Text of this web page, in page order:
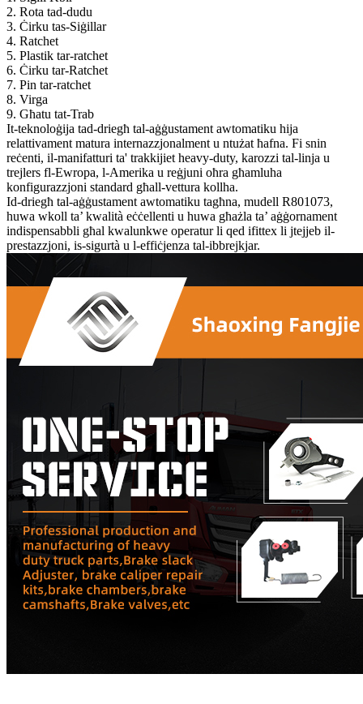
2. Rota tad-dudu
3. Ċirku tas-Siġillar
4. Ratchet
5. Plastik tar-ratchet
6. Ċirku tar-Ratchet
7. Pin tar-ratchet
8. Virga
9. Għatu tat-Trab
It-teknoloġija tad-driegħ tal-aġġustament awtomatiku hija
relattivament matura internazzjonalment u ntużat ħafna. Fi snin
reċenti, il-manifatturi ta' trakkijiet heavy-duty, karozzi tal-linja u
trejlers fl-Ewropa, l-Amerika u reġjuni oħra għamluha
konfigurazzjoni standard għall-vettura kollha.
Id-driegħ tal-aġġustament awtomatiku tagħna, mudell R801073,
huwa wkoll ta’ kwalità eċċellenti u huwa għażla ta’ aġġornament
indispensabbli għal kwalunkwe operatur li qed ifittex li jtejjeb il-
prestazzjoni, is-sigurtà u l-effiċjenza tal-ibbrejkjar.